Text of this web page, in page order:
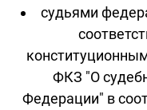
судьями
ФКЗ "О
Федерации" в